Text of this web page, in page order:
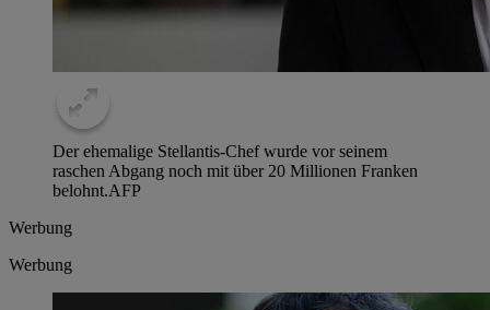
Der ehemalige Stellantis-Chef wurde vor seinem
raschen Abgang noch mit über 20 Millionen Franken
belohnt.AFP
Werbung
Werbung